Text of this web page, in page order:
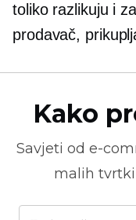
toliko razlikuju i
prodavač,
Kako
Savjeti od e-
malih